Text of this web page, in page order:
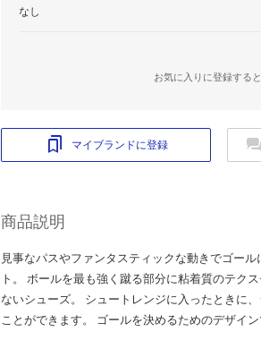
なし
お気に入りに登録すると
マイブランドに登録
商品説明
見事なパスやファンタスティックな動きでゴー
ト。 ボールを最も強く蹴る部分に粘着質のテク
ないシューズ。 シュートレンジに入ったときに
ことができます。 ゴールを決めるためのデザイン